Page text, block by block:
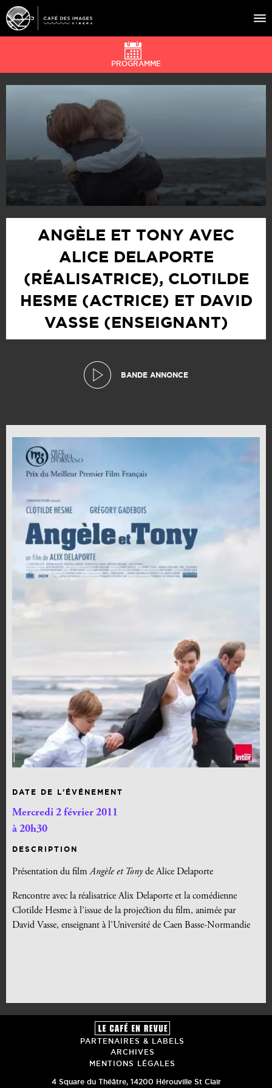
À L’AFFICHE
ÉVÉNEMENTS
CAFÉ DU CINÉ
PRATIQUE
ÉDUCATION AUX IMAGES
PROGRAMME
ANGÈLE ET TONY AVEC
ALICE DELAPORTE
(RÉALISATRICE), CLOTILDE
HESME (ACTRICE) ET DAVID
VASSE (ENSEIGNANT)
BANDE ANNONCE
DATE DE L’ÉVÉNEMENT
Mercredi 2 février 2011
à 20h30
DESCRIPTION
Présentation du filmAngèle et Tonyde Alice Delaporte
Rencontre avec la réalisatrice Alix Delaporte et la comédienne
Clotilde Hesme à l’issue de la projection du film, animée par
David Vasse, enseignant à l’Université de Caen Basse-Normandie
PARTENAIRES & LABELS
ARCHIVES
MENTIONS LÉGALES
4 Square du Théâtre, 14200 Hérouville St Clair